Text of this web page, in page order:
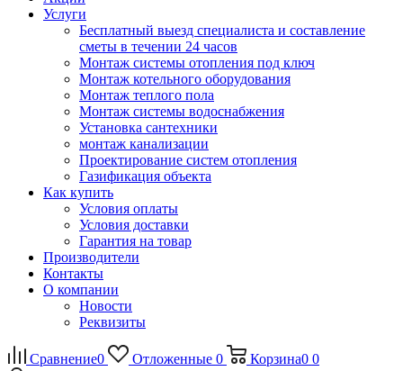
Услуги
Бесплатный выезд специалиста и составление
сметы в течении 24 часов
Монтаж системы отопления под ключ
Монтаж котельного оборудования
Монтаж теплого пола
Монтаж системы водоснабжения
Установка сантехники
монтаж канализации
Проектирование систем отопления
Газификация объекта
Как купить
Условия оплаты
Условия доставки
Гарантия на товар
Производители
Контакты
О компании
Новости
Реквизиты
Сравнение0 Отложенные 0 Корзина0 0